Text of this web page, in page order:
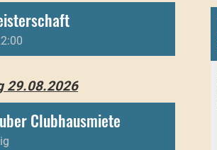
29.08.2026
Clubhausmiete